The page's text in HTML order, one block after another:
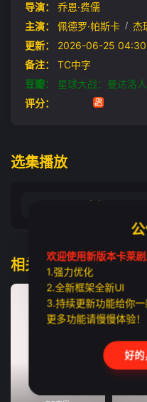
导演：
乔恩·费儒
主演：
佩德罗·帕斯卡 / 杰
更新：
2026-06-25
备注：
TC中字
豆瓣：
星球大战：曼达洛
评分：
选集播放
相关推荐
欢迎使用新版本卡莱剧
1.强力优化
2.全新框架全新UI
3.持续更新功能给你
更多功能请慢慢体验！
好的